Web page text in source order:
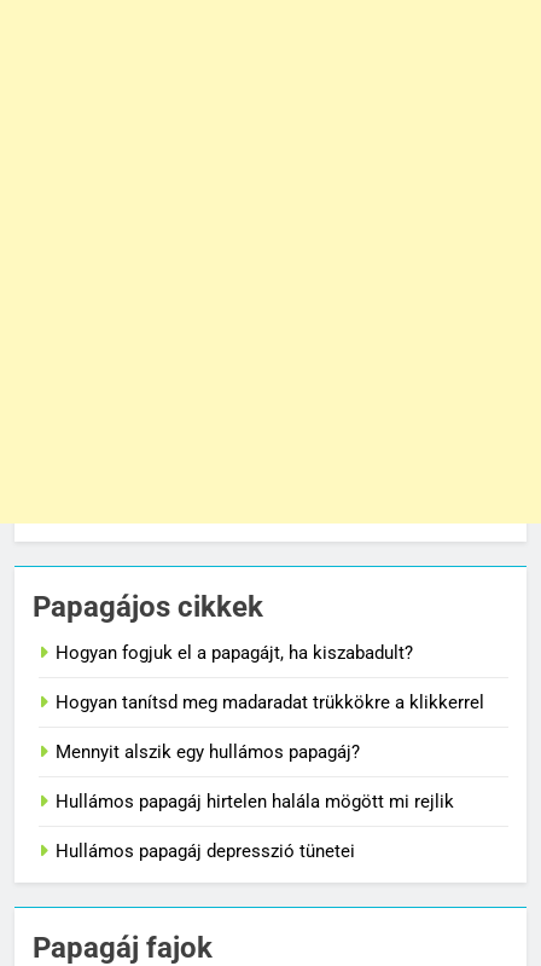
Papagájos cikkek
Hogyan fogjuk el a papagájt, ha kiszabadult?
Hogyan tanítsd meg madaradat trükkökre a klikkerrel
Mennyit alszik egy hullámos papagáj?
Hullámos papagáj hirtelen halála mögött mi rejlik
Hullámos papagáj depresszió tünetei
Papagáj fajok